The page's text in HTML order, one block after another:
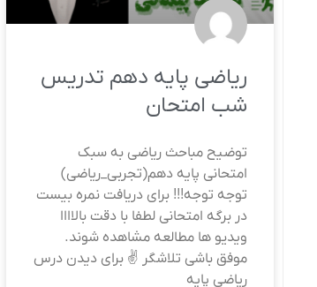
ریاضی پایه دهم تدریس
شب امتحان
توضیح مباحث ریاضی به سبک
امتحانی پایه دهم(تجربی_ریاضی)
توجه توجه!!! برای دریافت نمره بیست
در برگه امتحانی لطفا با دقت بالاااا
ویدیو ها مطالعه مشاهده شوند.
موفق باشی تلاشگر ✌️ برای دیدن درس
ریاضی پایه